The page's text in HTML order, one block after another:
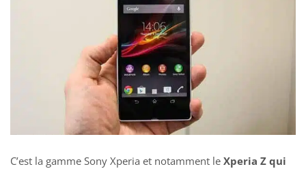
C’est la gamme Sony Xperia et notamment le Xperia Z qui